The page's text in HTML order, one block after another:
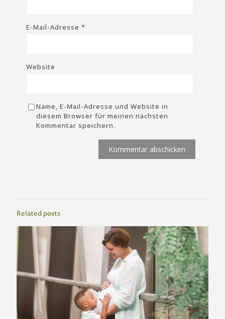
E-Mail-Adresse*
Website
Name, E-Mail-Adresse und Website in
diesem Browser für meinen nächsten
Kommentar speichern.
Related posts